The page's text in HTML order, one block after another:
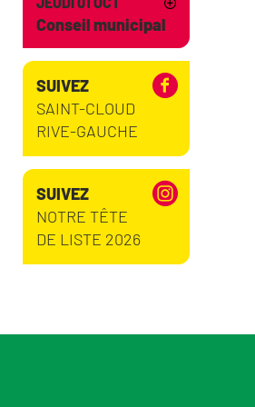
Conseil municipal
SUIVEZ
SAINT-CLOUD
RIVE-GAUCHE
SUIVEZ
NOTRE TÊTE
DE LISTE 2026